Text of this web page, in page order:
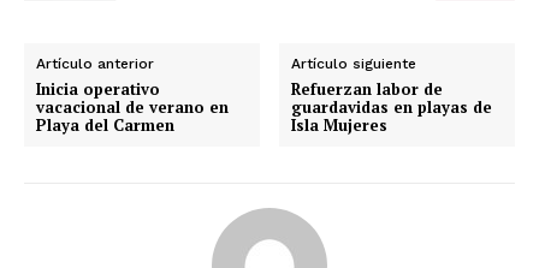
Artículo anterior
Inicia operativo
vacacional de verano en
Playa del Carmen
Artículo siguiente
Refuerzan labor de
guardavidas en playas de
Isla Mujeres